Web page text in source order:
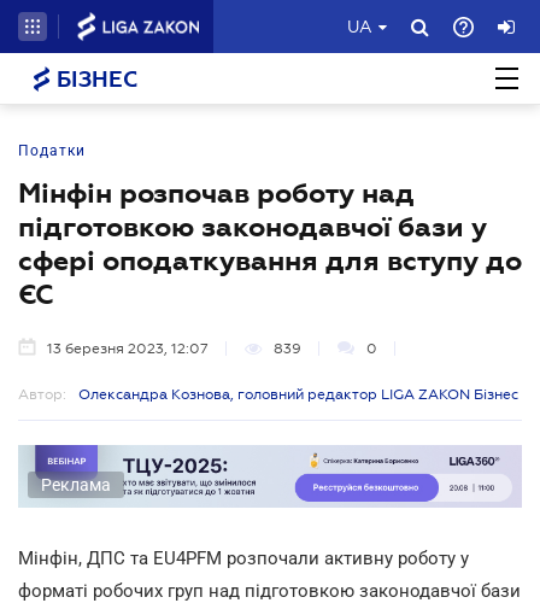
UA
БІЗНЕС
Податки
Мінфін розпочав роботу над
підготовкою законодавчої бази у
сфері оподаткування для вступу до
ЄС
13 березня 2023, 12:07 839 0
Автор: Олександра Кознова, головний редактор LIGA ZAKON Бізнес
Реклама
Мінфін, ДПС та EU4PFM розпочали активну роботу у
форматі робочих груп над підготовкою законодавчої бази